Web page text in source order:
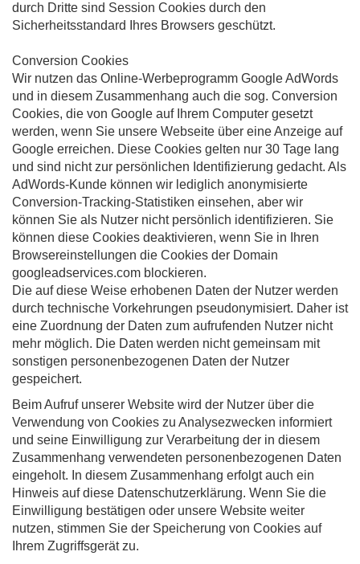
durch Dritte sind Session Cookies durch den
Sicherheitsstandard Ihres Browsers geschützt.
Conversion Cookies
Wir nutzen das Online-Werbeprogramm Google AdWords
und in diesem Zusammenhang auch die sog. Conversion
Cookies, die von Google auf Ihrem Computer gesetzt
werden, wenn Sie unsere Webseite über eine Anzeige auf
Google erreichen. Diese Cookies gelten nur 30 Tage lang
und sind nicht zur persönlichen Identifizierung gedacht. Als
AdWords-Kunde können wir lediglich anonymisierte
Conversion-Tracking-Statistiken einsehen, aber wir
können Sie als Nutzer nicht persönlich identifizieren. Sie
können diese Cookies deaktivieren, wenn Sie in Ihren
Browsereinstellungen die Cookies der Domain
googleadservices.com blockieren.
Die auf diese Weise erhobenen Daten der Nutzer werden
durch technische Vorkehrungen pseudonymisiert. Daher ist
eine Zuordnung der Daten zum aufrufenden Nutzer nicht
mehr möglich. Die Daten werden nicht gemeinsam mit
sonstigen personenbezogenen Daten der Nutzer
gespeichert.
Beim Aufruf unserer Website wird der Nutzer über die
Verwendung von Cookies zu Analysezwecken informiert
und seine Einwilligung zur Verarbeitung der in diesem
Zusammenhang verwendeten personenbezogenen Daten
eingeholt. In diesem Zusammenhang erfolgt auch ein
Hinweis auf diese Datenschutzerklärung. Wenn Sie die
Einwilligung bestätigen oder unsere Website weiter
nutzen, stimmen Sie der Speicherung von Cookies auf
Ihrem Zugriffsgerät zu.